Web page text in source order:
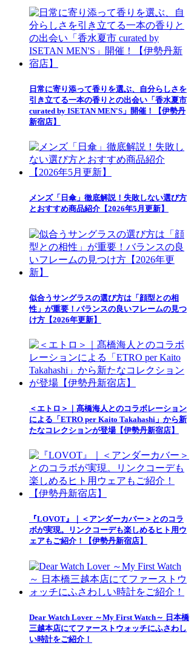
日常に寄り添って香りを選ぶ、自分らしさを
引き立てる一本の香りとの出会い「香水夏市
curated by ISETAN MEN'S」開催！【伊勢丹
新宿店】
メンズ「日傘」徹底解説！失敗しない選び方
とおすすめ商品紹介【2026年5月更新】
似合うサングラスの選び方は「顔型との相
性」が重要！バランスの良いフレームの見つ
け方【2026年更新】
＜エトロ＞｜髙橋海人とのコラボレーション
による「ETRO per Kaito Takahashi」から新
たなコレクションが登場【伊勢丹新宿店】
『LOVOT』｜＜アンダーカバー＞とのコラ
ボが実現。リンクコーデも楽しめるヒト用ウ
ェアもご紹介！【伊勢丹新宿店】
Dear Watch Lover ～My First Watch～ 日本橋
三越本店にてファーストウォッチにふさわし
い時計をご紹介！